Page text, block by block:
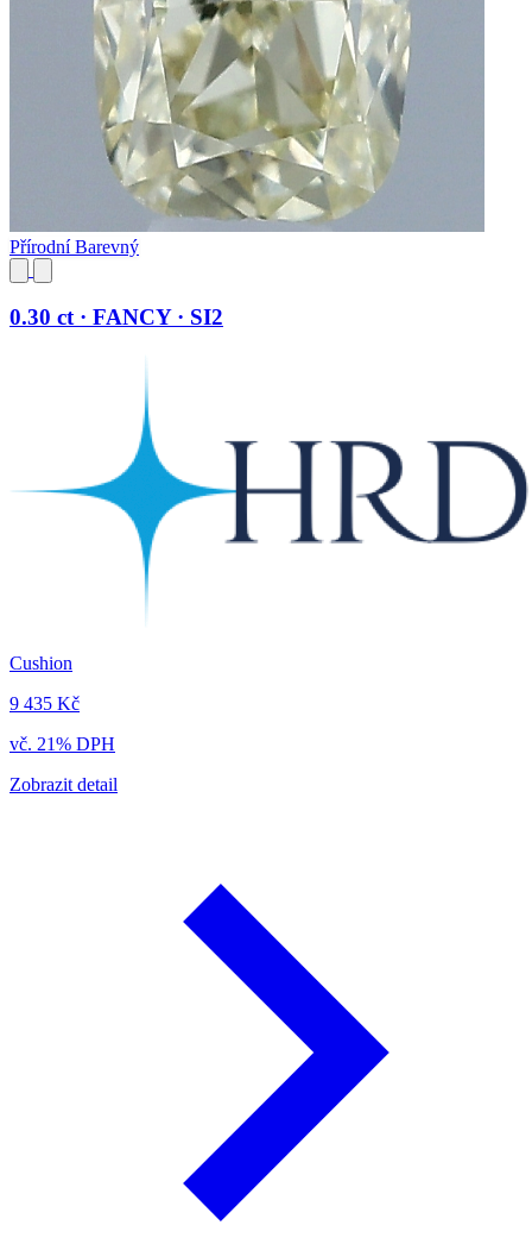
Přírodní Barevný
0.30 ct · FANCY · SI2
Cushion
9 435 Kč
vč. 21% DPH
Zobrazit detail